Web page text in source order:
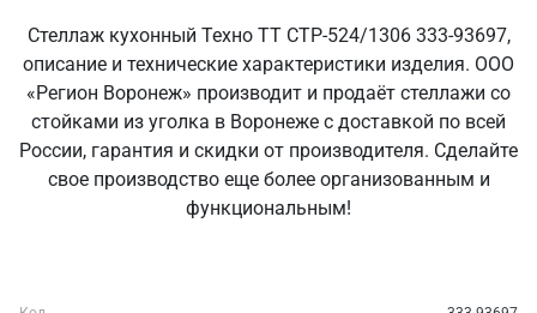
Стеллаж кухонный Техно ТТ СТР-524/1306 333-93697,
описание и технические характеристики изделия. ООО
«Регион Воронеж» производит и продаёт стеллажи со
стойками из уголка в Воронеже с доставкой по всей
России, гарантия и скидки от производителя. Сделайте
свое производство еще более организованным и
функциональным!